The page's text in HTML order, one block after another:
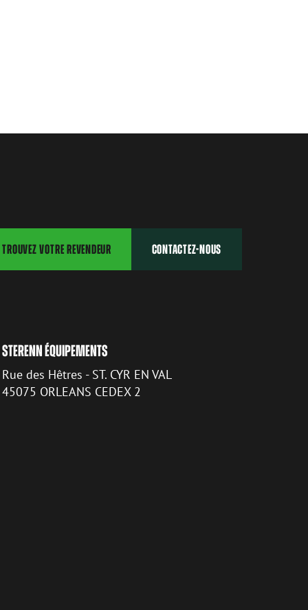
TROUVEZ VOTRE REVENDEUR CONTACTEZ-NOUS
STERENN ÉQUIPEMENTS
Rue des Hêtres - ST. CYR EN VAL
45075 ORLEANS CEDEX 2